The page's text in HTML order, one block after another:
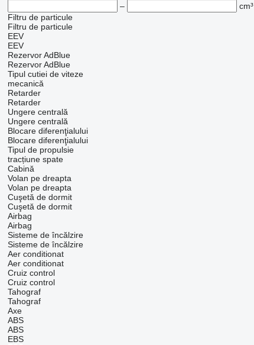
–
cm³
Filtru de particule
Filtru de particule
EEV
EEV
Rezervor AdBlue
Rezervor AdBlue
Tipul cutiei de viteze
mecanică
Retarder
Retarder
Ungere centrală
Ungere centrală
Blocare diferenţialului
Blocare diferenţialului
Tipul de propulsie
tracțiune spate
Cabină
Volan pe dreapta
Volan pe dreapta
Cuşetă de dormit
Cuşetă de dormit
Airbag
Airbag
Sisteme de încălzire
Sisteme de încălzire
Aer conditionat
Aer conditionat
Cruiz control
Cruiz control
Tahograf
Tahograf
Axe
ABS
ABS
EBS